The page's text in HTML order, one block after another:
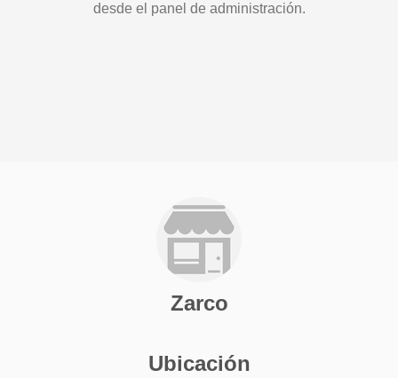
desde el panel de administración.
Zarco
Ubicación